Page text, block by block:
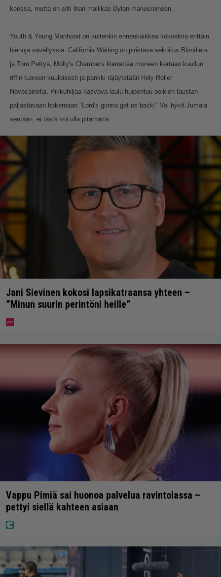
koossa, mutta on silti ihan mallikas Dylan-maneereineen.
Youth & Young Manhood on kuitenkin ennenkaikkea kokoelma erittäin
hienoja sävellyksiä. California Waiting on piristävä sekoitus Blondieta
ja Tom Pettyä, Molly's Chambers kierrättää moneen kertaan kuullun
riffin tuoreen kuuloisesti ja pankki räjäytetään Holy Roller
Novocainella. Pikkuhiljaa kasvava laulu huipentuu poikien taustan
paljastavaan hokemaan "Lord's gonna get us back!" Voi hyvä Jumala
sentään, ei tästä voi olla pitämättä.
Jani Sievinen kokosi lapsikatraansa yhteen –
”Minun suurin perintöni heille”
Vappu Pimiä sai huonoa palvelua ravintolassa –
pettyi siellä kahteen asiaan